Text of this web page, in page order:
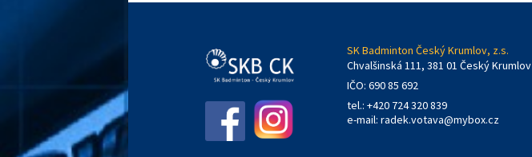
SK Badminton Český Krumlov, z.s.
Chvalšinská 111, 381 01 Český Krumlov
IČO: 690 85 692
tel.: +420 724 320 839
e-mail: radek.votava@mybox.cz